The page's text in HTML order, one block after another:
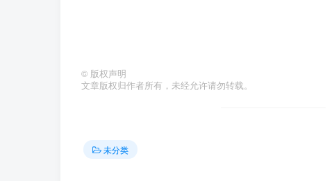
© 版权声明
文章版权归作者所有，未经允许请勿转载。
未分类